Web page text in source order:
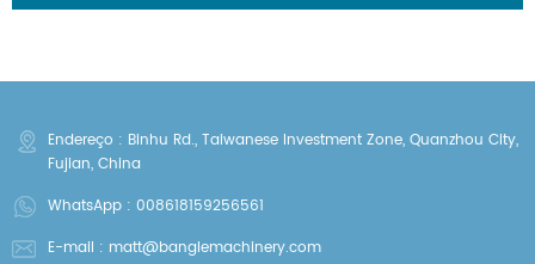
Endereço : Binhu Rd., Taiwanese Investment Zone, Quanzhou City,
Fujian, China
WhatsApp : 008618159256561
E-mail : matt@banglemachinery.com